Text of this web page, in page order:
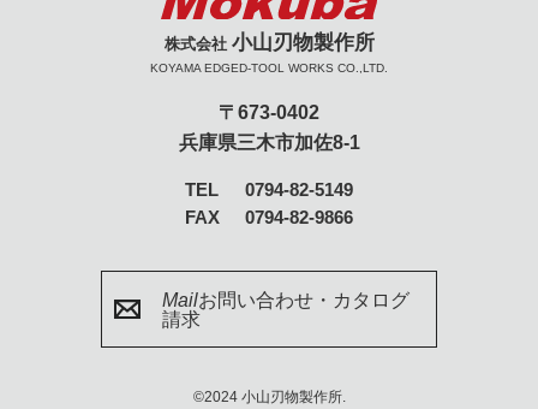
株式会社 小山刃物製作所
KOYAMA EDGED-TOOL WORKS CO.,LTD.
〒673-0402
兵庫県三木市加佐8-1
TEL
0794-82-5149
FAX
0794-82-9866
Mailお問い合わせ・カタログ
請求
©2024 小山刃物製作所.